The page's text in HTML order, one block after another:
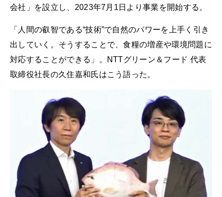
会社」を設立し、2023年7月1日より事業を開始する。
「人間の叡智である“技術”で自然のパワーを上手く引き
出していく。そうすることで、食糧の増産や環境問題に
対応することができる」。NTTグリーン＆フード 代表
取締役社長の久住嘉和氏はこう語った。